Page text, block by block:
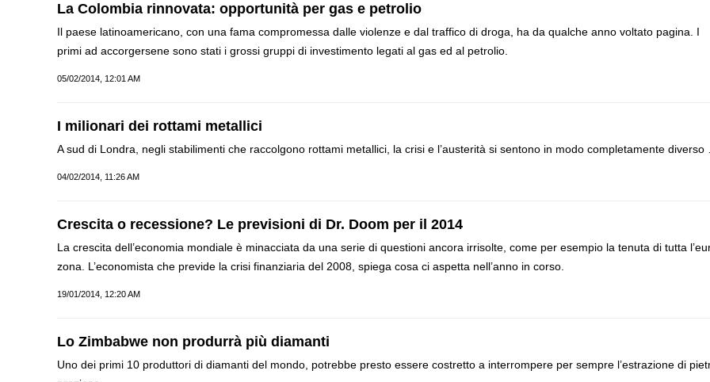
La Colombia rinnovata: opportunità per gas e petrolio
Il paese latinoamericano, con una fama compromessa dalle violenze e dal traffico di droga, ha da qualche anno voltato pagina. I
primi ad accorgersene sono stati i grossi gruppi di investimento legati al gas ed al petrolio.
05/02/2014, 12:01 AM
I milionari dei rottami metallici
A sud di Londra, negli stabilimenti che raccolgono rottami metallici, la crisi e l’austerità si sentono in modo completamente diverso
04/02/2014, 11:26 AM
Crescita o recessione? Le previsioni di Dr. Doom per il 2014
La crescita dell’economia mondiale è minacciata da una serie di questioni ancora irrisolte, come per esempio la tenuta di tutta
zona. L’economista che previde la crisi finanziaria del 2008, spiega cosa ci aspetta nell’anno in corso.
19/01/2014, 12:20 AM
Lo Zimbabwe non produrrà più diamanti
Uno dei primi 10 produttori di diamanti del mondo, potrebbe presto essere costretto a interrompere per sempre l’estrazione di